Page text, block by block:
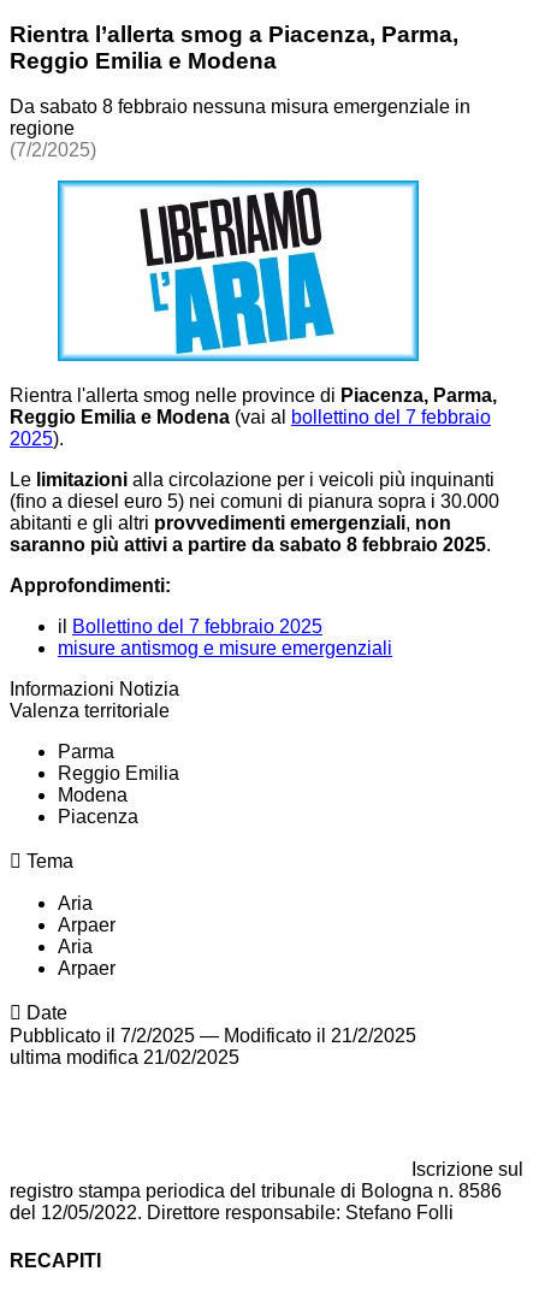
Rientra l’allerta smog a Piacenza, Parma,
Reggio Emilia e Modena
Da sabato 8 febbraio nessuna misura emergenziale in
regione
(7/2/2025)
Rientra l'allerta smog nelle province di Piacenza, Parma,
Reggio Emilia e Modena (vai al bollettino del 7 febbraio
2025).
Le limitazioni alla circolazione per i veicoli più inquinanti
(fino a diesel euro 5) nei comuni di pianura sopra i 30.000
abitanti e gli altri provvedimenti emergenziali, non
saranno più attivi a partire da sabato 8 febbraio 2025.
Approfondimenti:
il
Bollettino del 7 febbraio 2025
misure antismog e misure emergenziali
Informazioni Notizia
Valenza territoriale
Parma
Reggio Emilia
Modena
Piacenza
Tema
Aria
Arpaer
Aria
Arpaer
Date
Pubblicato il 7/2/2025 — Modificato il 21/2/2025
ultima modifica 21/02/2025
Iscrizione sul
registro stampa periodica del tribunale di Bologna n. 8586
del 12/05/2022. Direttore responsabile: Stefano Folli
RECAPITI